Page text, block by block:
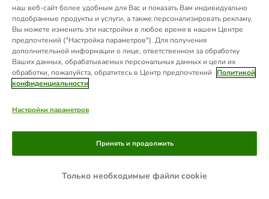
наш веб-сайт более удобным для Вас и показать Вам индивидуально
подобранные продукты и услуги, а также персонализировать рекламу.
Вы можете изменить эти настройки в любое время в нашем Центре
предпочтений ("Настройка параметров"). Для получения
дополнительной информации о лице, ответственном за обработку
Ваших данных, обрабатываемых персональных данных и цели их
обработки, пожалуйста, обратитесь в Центр предпочтений
Политикой
конфиденциальности
Настройки параметров
Только необходимые файли cookie
Принять и продолжить